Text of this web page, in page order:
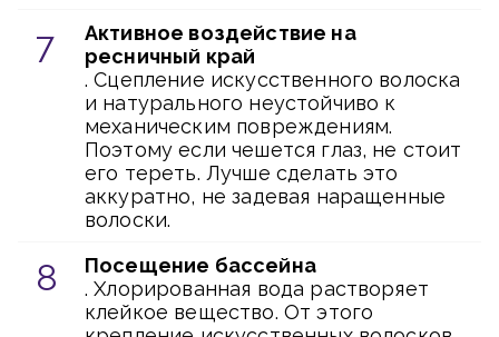
Активное воздействие на
ресничный край
. Сцепление искусственного волоска
и натурального неустойчиво к
механическим повреждениям.
Поэтому если чешется глаз, не стоит
его тереть. Лучше сделать это
аккуратно, не задевая наращенные
волоски.
Посещение бассейна
. Хлорированная вода растворяет
клейкое вещество. От этого